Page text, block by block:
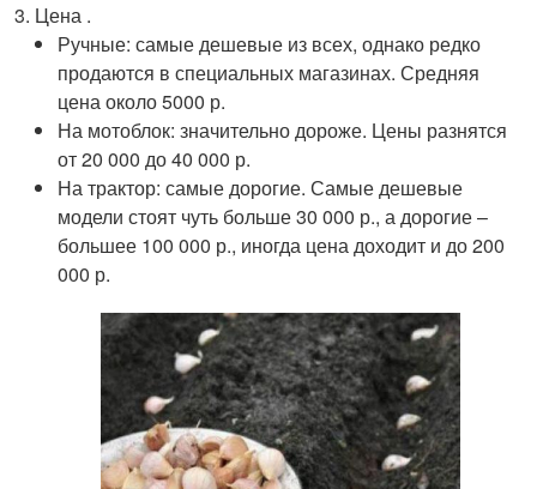
Цена .
Ручные: самые дешевые из всех, однако редко
продаются в специальных магазинах. Средняя
цена около 5000 р.
На мотоблок: значительно дороже. Цены разнятся
от 20 000 до 40 000 р.
На трактор: самые дорогие. Самые дешевые
модели стоят чуть больше 30 000 р., а дорогие –
большее 100 000 р., иногда цена доходит и до 200
000 р.